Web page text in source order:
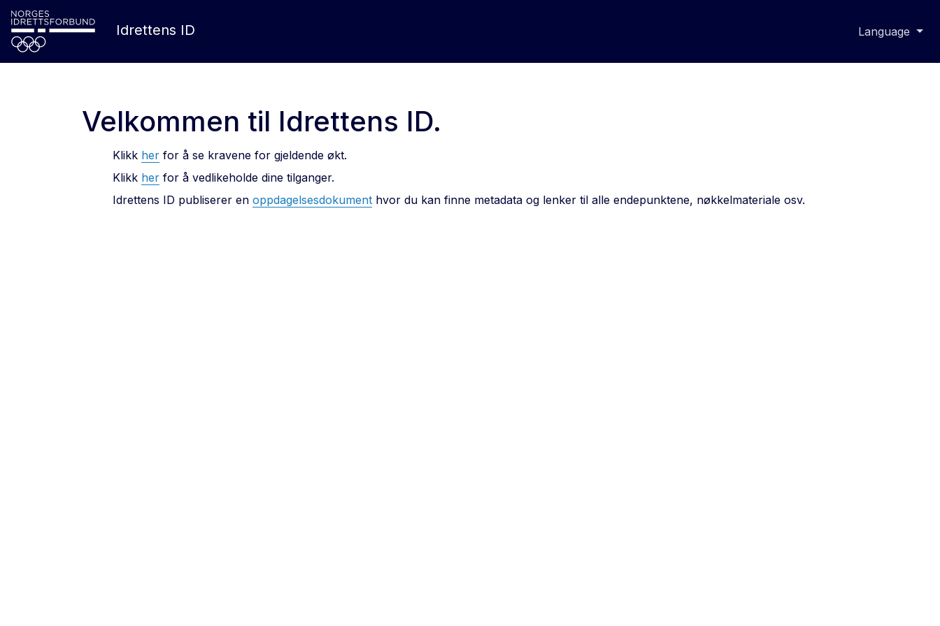
Idrettens ID Language
Velkommen til Idrettens ID.
Klikk her for å se kravene for gjeldende økt.
Klikk her for å vedlikeholde dine tilganger.
Idrettens ID publiserer en oppdagelsesdokument hvor du kan finne metadata og lenker til alle endepunktene, nøkkelmateriale osv.